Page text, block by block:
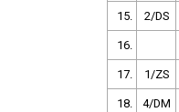
15. 2/DS
16.
17. 1/ZS
18. 4/DM